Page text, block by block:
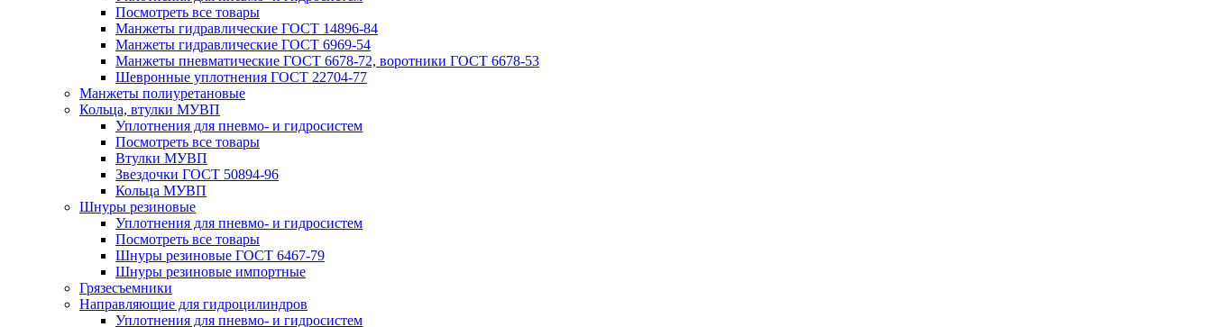
Посмотреть все товары
Манжеты гидравлические ГОСТ 14896-84
Манжеты гидравлические ГОСТ 6969-54
Манжеты пневматические ГОСТ 6678-72, воротники ГОСТ 6678-53
Шевронные уплотнения ГОСТ 22704-77
Манжеты полиуретановые
Кольца, втулки МУВП
Уплотнения для пневмо- и гидросистем
Посмотреть все товары
Втулки МУВП
Звездочки ГОСТ 50894-96
Кольца МУВП
Шнуры резиновые
Уплотнения для пневмо- и гидросистем
Посмотреть все товары
Шнуры резиновые ГОСТ 6467-79
Шнуры резиновые импортные
Грязесъемники
Направляющие для гидроцилиндров
Уплотнения для пневмо- и гидросистем